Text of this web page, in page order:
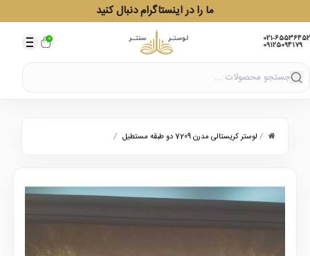
ما را در اینستاگرام دنبال کنید
021-65536452
09125094179
0
/ لوستر کریستالی مدرن 7209 دو طبقه مستطیل /